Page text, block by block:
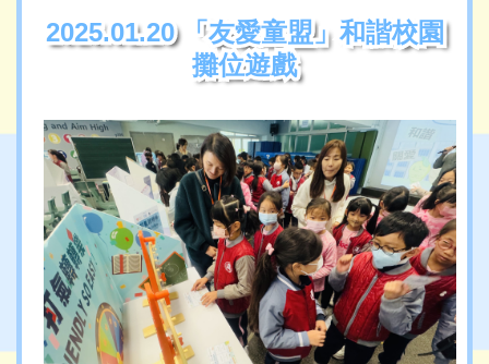
2025.01.20 「友愛童盟」和諧校園
攤位遊戲
2025.01.20 「友愛童盟」和諧校園
攤位遊戲